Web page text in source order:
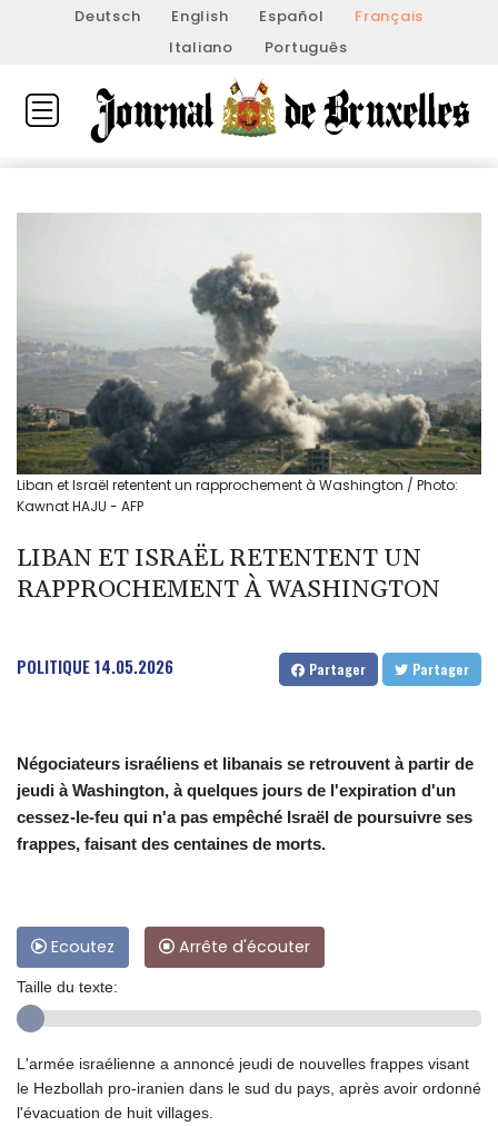
Deutsch English Español
Français
Italiano
Português
Liban et Israël retentent un rapprochement à Washington / Photo:
Kawnat HAJU - AFP
LIBAN ET ISRAËL RETENTENT UN
RAPPROCHEMENT À WASHINGTON
POLITIQUE14.05.2026 Partager Partager
Négociateurs israéliens et libanais se retrouvent à partir de
jeudi à Washington, à quelques jours de l'expiration d'un
cessez-le-feu qui n'a pas empêché Israël de poursuivre ses
frappes, faisant des centaines de morts.
Ecoutez Arrête d'écouter
Taille du texte:
L'armée israélienne a annoncé jeudi de nouvelles frappes visant
le Hezbollah pro-iranien dans le sud du pays, après avoir ordonné
l'évacuation de huit villages.